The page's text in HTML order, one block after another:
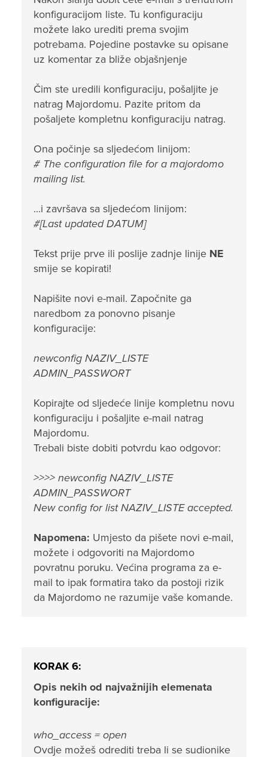
konfiguracijom liste. Tu konfiguraciju
možete lako urediti prema svojim
potrebama. Pojedine postavke su opisane
uz komentar za bliže objašnjenje
Čim ste uredili konfiguraciju, pošaljite je
natrag Majordomu. Pazite pritom da
pošaljete kompletnu konfiguraciju natrag.
Ona počinje sa sljedećom linijom:
# The configuration file for a majordomo
mailing list.
...i završava sa sljedećom linijom:
#[Last updated DATUM]
Tekst prije prve ili poslije zadnje linije NE
smije se kopirati!
Napišite novi e-mail. Započnite ga
naredbom za ponovno pisanje
konfiguracije:
newconfig NAZIV_LISTE
ADMIN_PASSWORT
Kopirajte od sljedeće linije kompletnu novu
konfiguraciju i pošaljite e-mail natrag
Majordomu.
Trebali biste dobiti potvrdu kao odgovor:
>>>> newconfig NAZIV_LISTE
ADMIN_PASSWORT
New config for list NAZIV_LISTE accepted.
Napomena: Umjesto da pišete novi e-mail,
možete i odgovoriti na Majordomo
povratnu poruku. Većina programa za e-
mail to ipak formatira tako da postoji rizik
da Majordomo ne razumije vaše komande.
KORAK 6:
Opis nekih od najvažnijih elemenata
konfiguracije:
who_access = open
Ovdje možeš odrediti treba li se sudionike